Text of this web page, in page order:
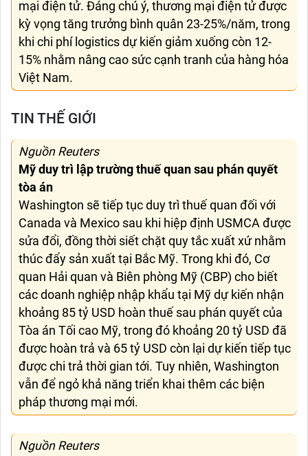
mại điện tử. Đáng chú ý, thương mại điện tử được
kỳ vọng tăng trưởng bình quân 23-25%/năm, trong
khi chi phí logistics dự kiến giảm xuống còn 12-
15% nhằm nâng cao sức cạnh tranh của hàng hóa
Việt Nam.
TIN THẾ GIỚI
Nguồn Reuters
Mỹ duy trì lập trường thuế quan sau phán quyết
tòa án
Washington sẽ tiếp tục duy trì thuế quan đối với
Canada và Mexico sau khi hiệp định USMCA được
sửa đổi, đồng thời siết chặt quy tắc xuất xứ nhằm
thúc đẩy sản xuất tại Bắc Mỹ. Trong khi đó, Cơ
quan Hải quan và Biên phòng Mỹ (CBP) cho biết
các doanh nghiệp nhập khẩu tại Mỹ dự kiến nhận
khoảng 85 tỷ USD hoàn thuế sau phán quyết của
Tòa án Tối cao Mỹ, trong đó khoảng 20 tỷ USD đã
được hoàn trả và 65 tỷ USD còn lại dự kiến tiếp tục
được chi trả thời gian tới. Tuy nhiên, Washington
vẫn để ngỏ khả năng triển khai thêm các biện
pháp thương mại mới.
Nguồn Reuters